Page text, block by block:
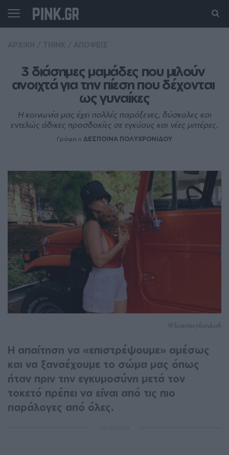
3 διάσημες μαμάδες που μιλούν
ανοιχτά για την πίεση που δέχονται
ως γυναίκες
Η κοινωνία μας έχει πολλές παράξενες, δύσκολες και
εντελώς άδικες προσδοκίες σε εγκύους και νέες μητέρες.
Γράφει η ΔΕΣΠΟΙΝΑ ΠΟΛΥΧΡΟΝΙΔΟΥ
@kourtneykardash
Η απαίτηση να «επιστρέψουμε» αμέσως
και να ξαναέχουμε το σώμα μας όπως
ήταν πριν την εγκυμοσύνη μετά τον
τοκετό πρέπει να είναι από τις πιο
παράλογες από όλες.